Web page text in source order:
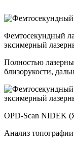
Фемтосекундный
эксимерный
Полностью
близорукости,
OPD-Scan NIDEK
Анализ